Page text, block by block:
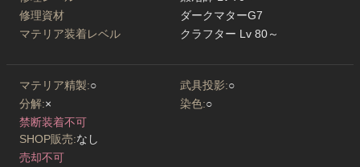
修理資材
ダークマターG7
マテリア装着レベル
クラフター Lv 80～
マテリア精製:○ 武具投影:○
分解:× 染色:○
禁断装着不可
SHOP販売:なし
売却不可